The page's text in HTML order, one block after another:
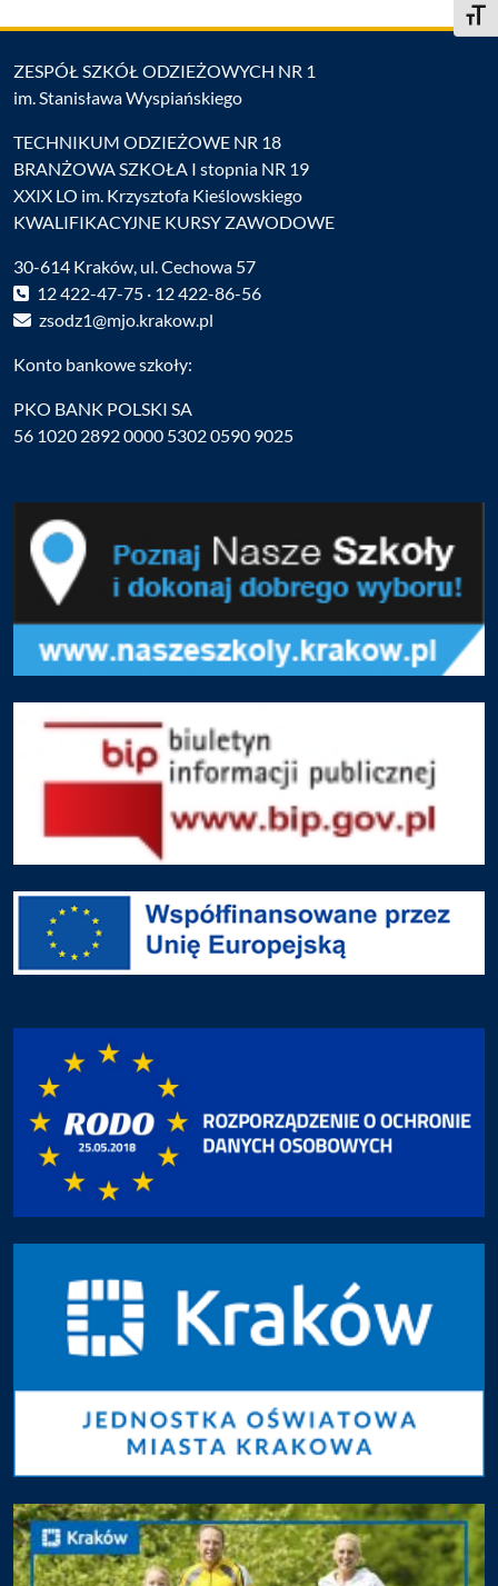
ZESPÓŁ SZKÓŁ ODZIEŻOWYCH NR 1
im. Stanisława Wyspiańskiego
TECHNIKUM ODZIEŻOWE NR 18
BRANŻOWA SZKOŁA I stopnia NR 19
XXIX LO im. Krzysztofa Kieślowskiego
KWALIFIKACYJNE KURSY ZAWODOWE
30-614 Kraków, ul. Cechowa 57
12 422-47-75 · 12 422-86-56
zsodz1@mjo.krakow.pl
Konto bankowe szkoły:
PKO BANK POLSKI SA
56 1020 2892 0000 5302 0590 9025